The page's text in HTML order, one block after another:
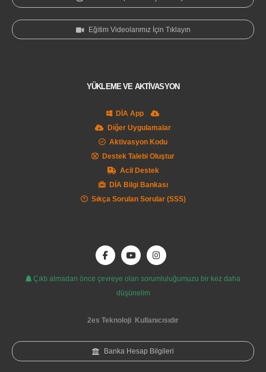
Eğitim Videolarımız İçin Tıklayın
YÜKLEME VE AKTİVASYON
DİA App
Diğer Uygulamalar
Aktivasyon Kodu
Destek Talebi Oluştur
Acil Destek
DİA Bilgi Bankası
Sıkça Sorulan Sorular (SSS)
Çıktı almadan önce çevreye olan sorumluluğumuzu bir kez daha
düşünelim
2es Teknoloji Kullanıcısıdır
Banka Hesap Bilgileri